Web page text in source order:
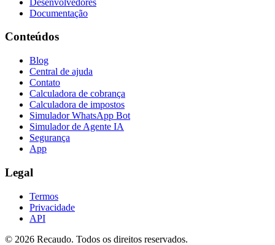
Documentação
Conteúdos
Blog
Central de ajuda
Contato
Calculadora de cobrança
Calculadora de impostos
Simulador WhatsApp Bot
Simulador de Agente IA
Segurança
App
Legal
Termos
Privacidade
API
© 2026 Recaudo. Todos os direitos reservados.